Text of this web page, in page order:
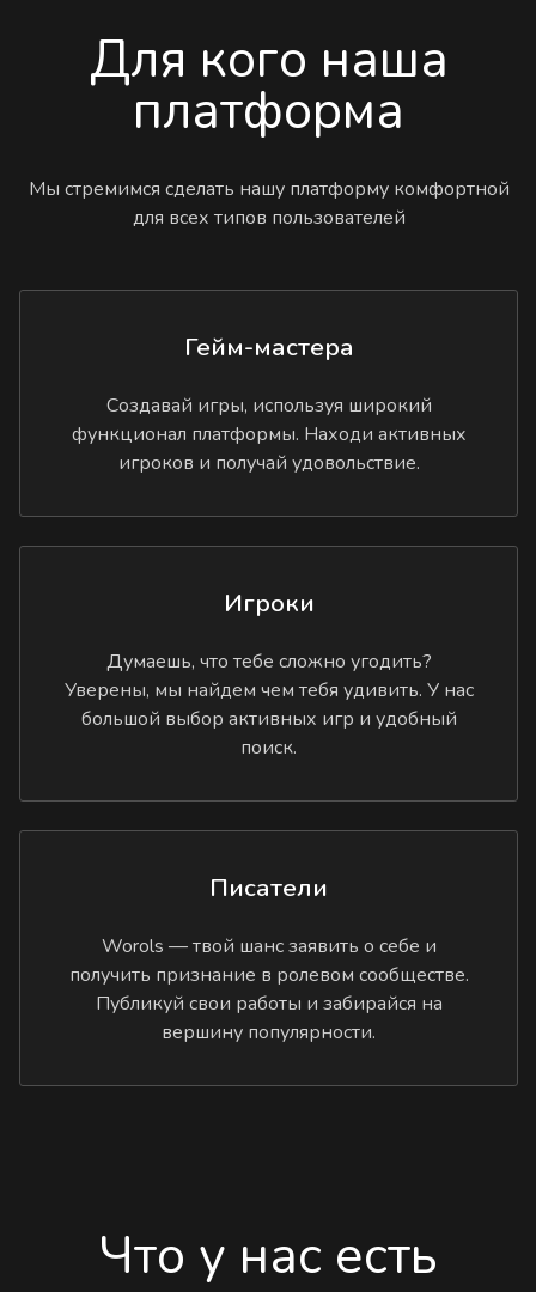
Для кого наша
платформа
Мы стремимся сделать нашу платформу комфортной
для всех типов пользователей
Гейм-мастера
Создавай игры, используя широкий
функционал платформы. Находи активных
игроков и получай удовольствие.
Игроки
Думаешь, что тебе сложно угодить?
Уверены, мы найдем чем тебя удивить. У нас
большой выбор активных игр и удобный
поиск.
Писатели
Worols — твой шанс заявить о себе и
получить признание в ролевом сообществе.
Публикуй свои работы и забирайся на
вершину популярности.
Что у нас есть